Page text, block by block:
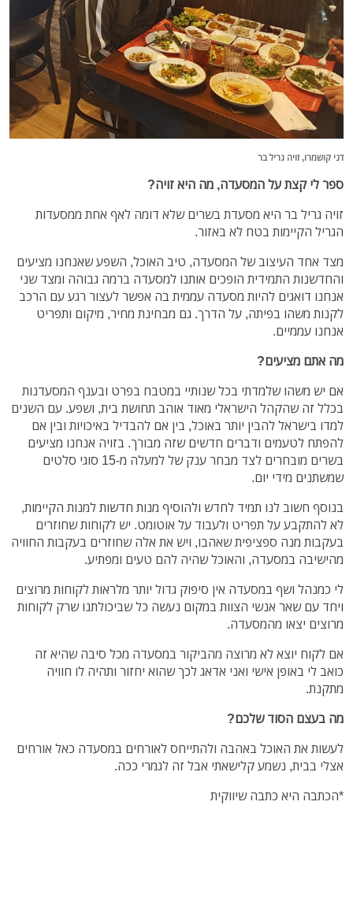
דני קושמרו, זויה גריל בר
ספר לי קצת על המסעדה, מה היא זויה?
זויה גריל בר היא מסעדת בשרים שלא דומה לאף אחת ממסעדות
הגריל הקיימות בטח לא באזור.
מצד אחד העיצוב של המסעדה, טיב האוכל, השפע שאנחנו מציעים
והחדשנות התמידית הופכים אותנו למסעדה ברמה גבוהה ומצד שני
אנחנו דואגים להיות מסעדה עממית בה אפשר לעצור רגע עם הרכב
לקנות משהו בפיתה, על הדרך. גם מבחינת מחיר, מיקום ותפריט
אנחנו עממיים.
מה אתם מציעים?
אם יש משהו שלמדתי בכל שנותיי במטבח בפרט ובענף המסעדנות
בכלל זה שהקהל הישראלי מאוד אוהב תחושת בית, ושפע. עם השנים
למדו בישראל להבין יותר באוכל, בין אם להבדיל באיכויות ובין אם
להפתח לטעמים ודברים חדשים שזה מבורך. בזויה אנחנו מציעים
בשרים מובחרים לצד מבחר ענק של למעלה מ-15 סוגי סלטים
שמשתנים מידי יום.
בנוסף חשוב לנו תמיד לחדש ולהוסיף מנות חדשות למנות הקיימות,
לא להתקבע על תפריט ולעבוד על אוטומט. יש לקוחות שחוזרים
בעקבות מנה ספציפית שאהבו, ויש את אלה שחוזרים בעקבות החוויה
מהישיבה במסעדה, והאוכל שהיה להם טעים ומפתיע.
לי כמנהל ושף במסעדה אין סיפוק גדול יותר מלראות לקוחות מרוצים
ויחד עם שאר אנשי הצוות במקום נעשה כל שביכולתנו שרק לקוחות
מרוצים יצאו מהמסעדה.
אם לקוח יוצא לא מרוצה מהביקור במסעדה מכל סיבה שהיא זה
כואב לי באופן אישי ואני אדאג לכך שהוא יחזור ותהיה לו חוויה
מתקנת.
מה בעצם הסוד שלכם?
לעשות את האוכל באהבה ולהתייחס לאורחים במסעדה כאל אורחים
אצלי בבית, נשמע קלישאתי אבל זה לגמרי ככה.
*הכתבה היא כתבה שיווקית